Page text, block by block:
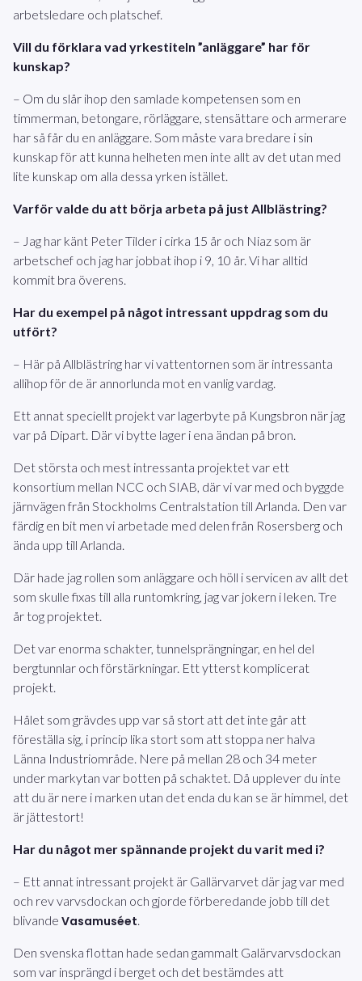
arbetsledare och platschef.
Vill du förklara vad yrkestiteln ”anläggare” har för
kunskap?
– Om du slår ihop den samlade kompetensen som en
timmerman, betongare, rörläggare, stensättare och armerare
har så får du en anläggare. Som måste vara bredare i sin
kunskap för att kunna helheten men inte allt av det utan med
lite kunskap om alla dessa yrken istället.
Varför valde du att börja arbeta på just Allblästring?
– Jag har känt Peter Tilder i cirka 15 år och Niaz som är
arbetschef och jag har jobbat ihop i 9, 10 år. Vi har alltid
kommit bra överens.
Har du exempel på något intressant uppdrag som du
utfört?
– Här på Allblästring har vi vattentornen som är intressanta
allihop för de är annorlunda mot en vanlig vardag.
Ett annat speciellt projekt var lagerbyte på Kungsbron när jag
var på Dipart. Där vi bytte lager i ena ändan på bron.
Det största och mest intressanta projektet var ett
konsortium mellan NCC och SIAB, där vi var med och byggde
järnvägen från Stockholms Centralstation till Arlanda. Den var
färdig en bit men vi arbetade med delen från Rosersberg och
ända upp till Arlanda.
Där hade jag rollen som anläggare och höll i servicen av allt det
som skulle fixas till alla runtomkring, jag var jokern i leken. Tre
år tog projektet.
Det var enorma schakter, tunnelsprängningar, en hel del
bergtunnlar och förstärkningar. Ett ytterst komplicerat
projekt.
Hålet som grävdes upp var så stort att det inte går att
föreställa sig, i princip lika stort som att stoppa ner halva
Länna Industriområde. Nere på mellan 28 och 34 meter
under markytan var botten på schaktet. Då upplever du inte
att du är nere i marken utan det enda du kan se är himmel, det
är jättestort!
Har du något mer spännande projekt du varit med i?
– Ett annat intressant projekt är Gallärvarvet där jag var med
och rev varvsdockan och gjorde förberedande jobb till det
blivande Vasamuséet.
Den svenska flottan hade sedan gammalt Galärvarvsdockan
som var insprängd i berget och det bestämdes att